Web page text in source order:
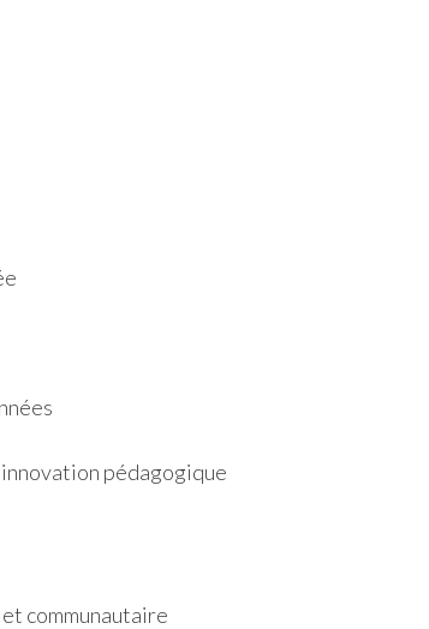
pédagogique
communautaire